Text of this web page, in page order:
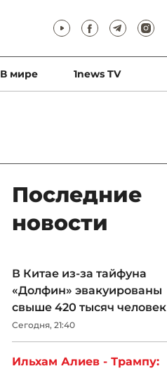
В мире 1news TV
Последние
новости
В Китае из-за тайфуна
«Долфин» эвакуированы
свыше 420 тысяч человек
Сегодня, 21:40
Ильхам Алиев - Трампу: